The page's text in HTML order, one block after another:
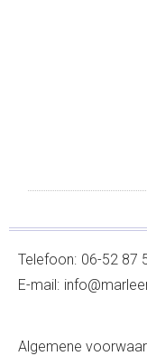
Telefoon: 06-52 87
E-mail:
Algemene